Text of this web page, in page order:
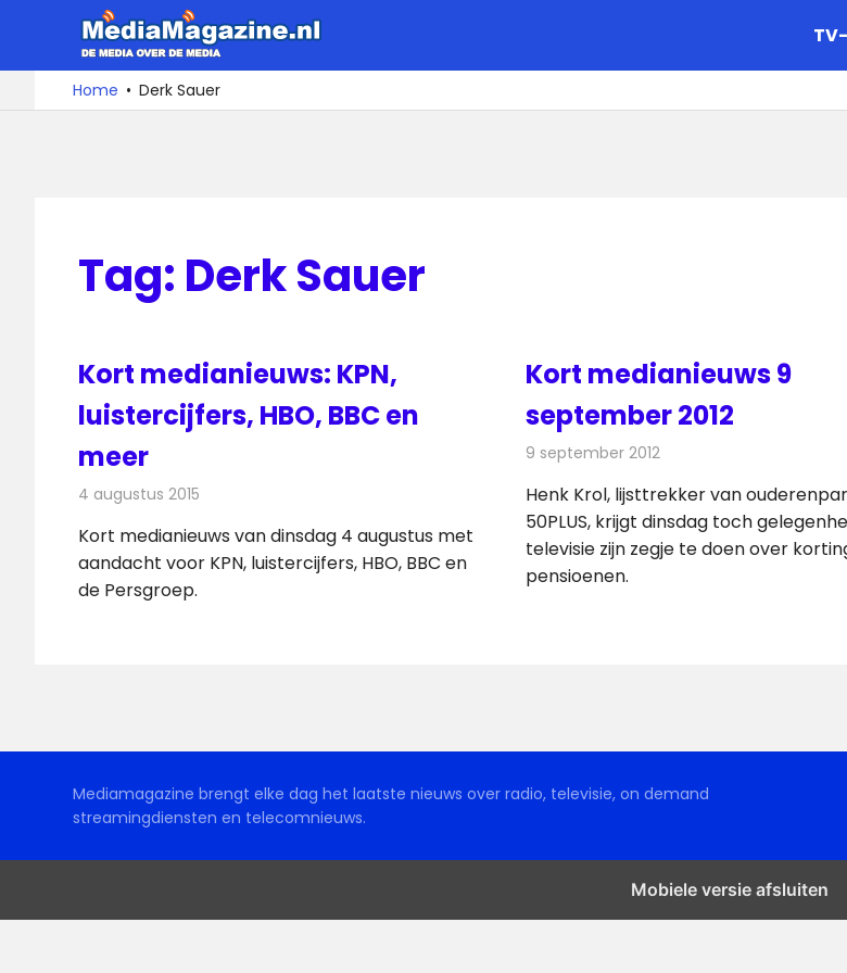
de
De
media
over
Home Derk Sauer
Tag: Derk Sauer
Kort medianieuws: KPN,
luistercijfers, HBO, BBC en
meer
4 augustus 2015
Kort medianieuws van dinsdag 4 augustus met
aandacht voor KPN, luistercijfers, HBO, BBC en
de Persgroep.
Kort medianieuws 9
september 2012
9 september 2012
Henk Krol, lijsttrekker van
50PLUS, krijgt dinsdag toch
televisie zijn zegje te doen over
pensioenen.
Mediamagazine brengt elke dag het laatste nieuws over radio, televisie, on demand
streamingdiensten en telecomnieuws.
Mobiele versie afsluiten